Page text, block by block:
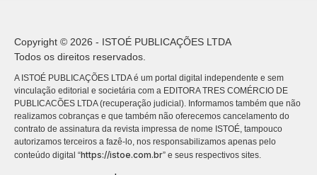
Copyright © 2026 - ISTOÉ PUBLICAÇÕES LTDA
Todos os direitos reservados.
A ISTOÉ PUBLICAÇÕES LTDA é um portal digital independente e sem
vinculação editorial e societária com a EDITORA TRES COMÉRCIO DE
PUBLICACÕES LTDA (recuperação judicial). Informamos também que não
realizamos cobranças e que também não oferecemos cancelamento do
contrato de assinatura da revista impressa de nome ISTOÉ, tampouco
autorizamos terceiros a fazê-lo, nos responsabilizamos apenas pelo
conteúdo digital “https://istoe.com.br” e seus respectivos sites.